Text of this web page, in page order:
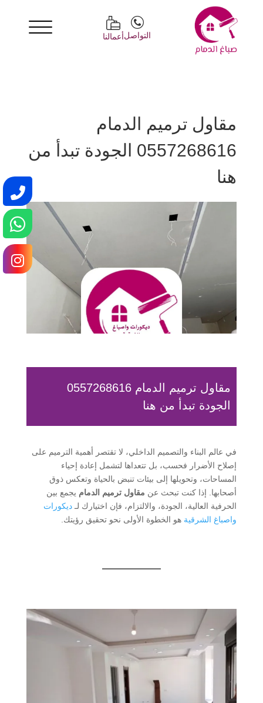
أعمالناالتواصل
مقاول ترميم الدمام
0557268616 الجودة تبدأ من
هنا
مقاول ترميم الدمام 0557268616
الجودة تبدأ من هنا
في عالم البناء والتصميم الداخلي، لا تقتصر أهمية الترميم على
إصلاح الأضرار فحسب، بل تتعداها لتشمل إعادة إحياء
المساحات، وتحويلها إلى بيئات تنبض بالحياة وتعكس ذوق
أصحابها. إذا كنت تبحث عن مقاول ترميم الدمام يجمع بين
الحرفية العالية، الجودة، والالتزام، فإن اختيارك لـ ديكورات
واصباغ الشرقية هو الخطوة الأولى نحو تحقيق رؤيتك.